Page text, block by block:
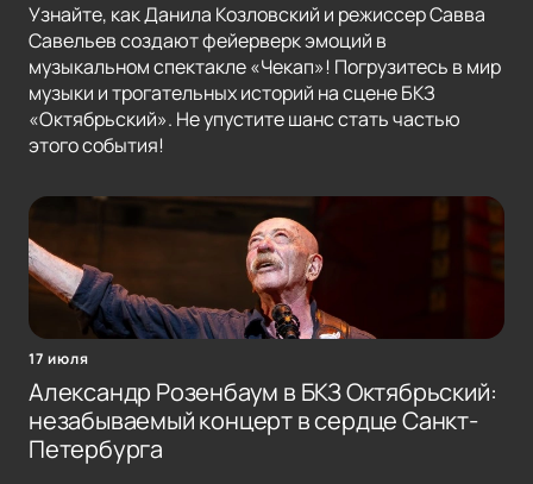
Узнайте, как Данила Козловский и режиссер Савва
Савельев создают фейерверк эмоций в
музыкальном спектакле «Чекап»! Погрузитесь в мир
музыки и трогательных историй на сцене БКЗ
«Октябрьский». Не упустите шанс стать частью
этого события!
17 июля
Александр Розенбаум в БКЗ Октябрьский:
незабываемый концерт в сердце Санкт-
Петербурга